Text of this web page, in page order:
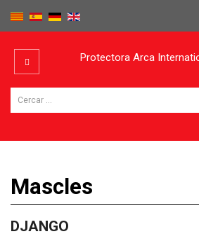
Protectora Arca
Mascles
DJANGO